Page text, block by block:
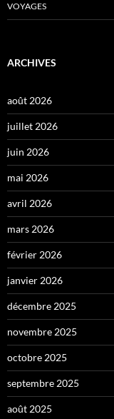
VOYAGES
ARCHIVES
août 2026
juillet 2026
juin 2026
mai 2026
avril 2026
mars 2026
février 2026
janvier 2026
décembre 2025
novembre 2025
octobre 2025
septembre 2025
août 2025